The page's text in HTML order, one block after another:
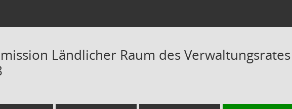
Ländlicher Raum des